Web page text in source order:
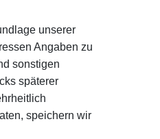
unserer
Angaben zu
sonstigen
späterer
speichern wir